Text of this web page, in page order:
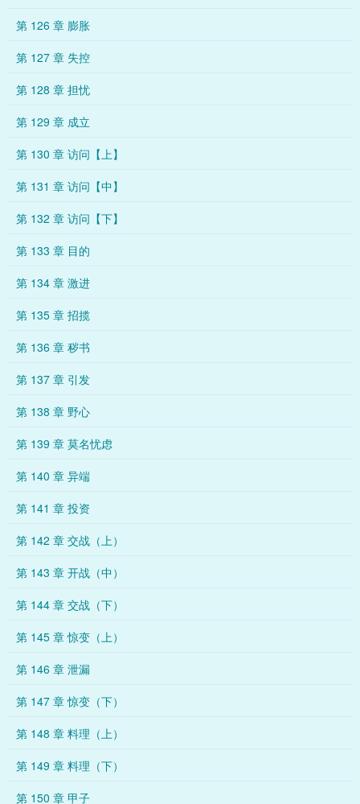
第 126 章 膨胀
第 127 章 失控
第 128 章 担忧
第 129 章 成立
第 130 章 访问【上】
第 131 章 访问【中】
第 132 章 访问【下】
第 133 章 目的
第 134 章 激进
第 135 章 招揽
第 136 章 秽书
第 137 章 引发
第 138 章 野心
第 139 章 莫名忧虑
第 140 章 异端
第 141 章 投资
第 142 章 交战（上）
第 143 章 开战（中）
第 144 章 交战（下）
第 145 章 惊变（上）
第 146 章 泄漏
第 147 章 惊变（下）
第 148 章 料理（上）
第 149 章 料理（下）
第 150 章 甲子